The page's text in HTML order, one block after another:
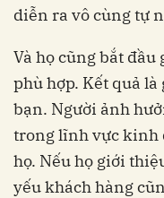
diễn ra vô cùng tự
Và họ cũng bắt
phù hợp. Kết quả là
bạn. Người ảnh
trong lĩnh vực kinh
họ. Nếu họ giới
yếu khách hàng